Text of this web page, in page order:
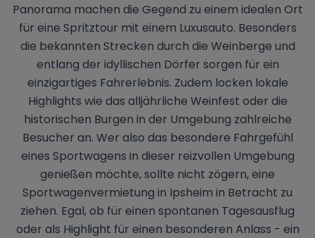
Panorama machen die Gegend zu einem idealen Ort
für eine Spritztour mit einem Luxusauto. Besonders
die bekannten Strecken durch die Weinberge und
entlang der idyllischen Dörfer sorgen für ein
einzigartiges Fahrerlebnis. Zudem locken lokale
Highlights wie das alljährliche Weinfest oder die
historischen Burgen in der Umgebung zahlreiche
Besucher an. Wer also das besondere Fahrgefühl
eines Sportwagens in dieser reizvollen Umgebung
genießen möchte, sollte nicht zögern, eine
Sportwagenvermietung in Ipsheim in Betracht zu
ziehen. Egal, ob für einen spontanen Tagesausflug
oder als Highlight für einen besonderen Anlass - ein